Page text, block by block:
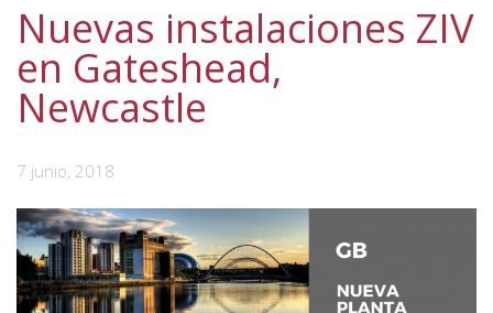
Nuevas instalaciones ZIV
en Gateshead,
Newcastle
7 junio, 2018